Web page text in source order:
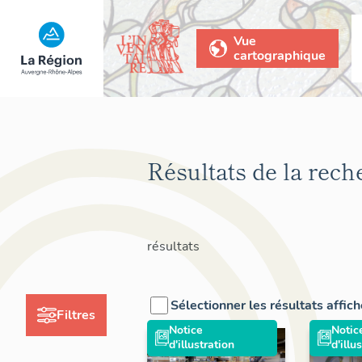
Vue
cartographique
Filtres
Résultats de la
résultats
Sélectionner les résultats
Notice
d'illustration